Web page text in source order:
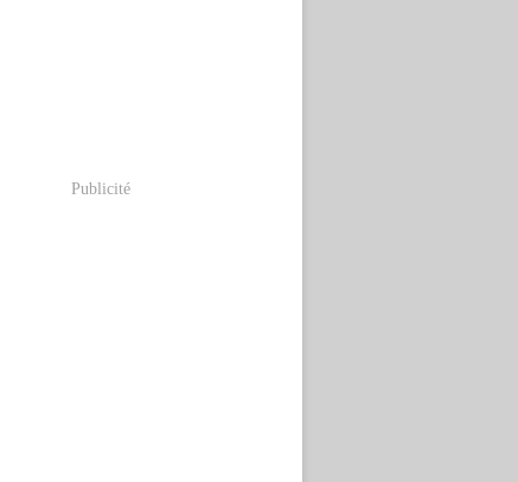
Publicité